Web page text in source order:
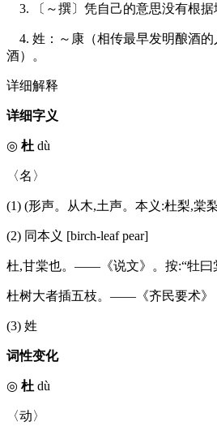
3. 〔～撰〕凭自己的意思没有根据
4. 姓：～康（相传最早发明酿酒的
酒）。
详细解释
详细字义
◎ 杜 dù
〈名〉
(1) (形声。从木,土声。本义:杜梨,棠
(2) 同本义 [birch-leaf pear]
杜,甘棠也。——《说文》。按:“牡曰
杜树大者插五枝。——《齐民要术》
(3) 姓
词性变化
◎ 杜 dù
〈动〉